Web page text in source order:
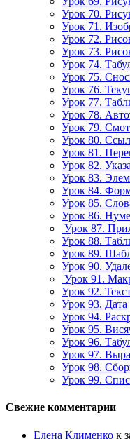
Урок 70.
Урок 71.
Урок 72.
Урок 73.
Урок 74.
Урок 75.
Урок 76.
Урок 77.
Урок 78.
Урок 79.
Урок 80.
Урок 81.
Урок 82.
Урок 83.
Урок 84.
Урок 85.
Урок 86.
Урок 87.
Урок 88.
Урок 89.
Урок 90.
Урок 91.
Урок 92.
Урок 93. Дата
Урок 94.
Урок 95.
Урок 96.
Урок 97.
Урок 98.
Урок 99.
Свежие комментарии
Елена Клименко к